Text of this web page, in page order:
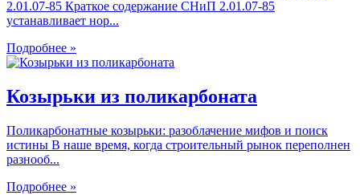
2.01.07-85 Краткое содержание СНиП 2.01.07-85
устанавливает нор...
Подробнее »
Козырьки из поликарбоната
Поликарбонатные козырьки: разоблачение мифов и поиск
истины В наше время, когда строительный рынок переполнен
разнооб...
Подробнее »